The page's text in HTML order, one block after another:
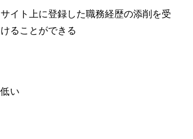
サイト上に登録した職務経歴の添削を受
けることができる
低い